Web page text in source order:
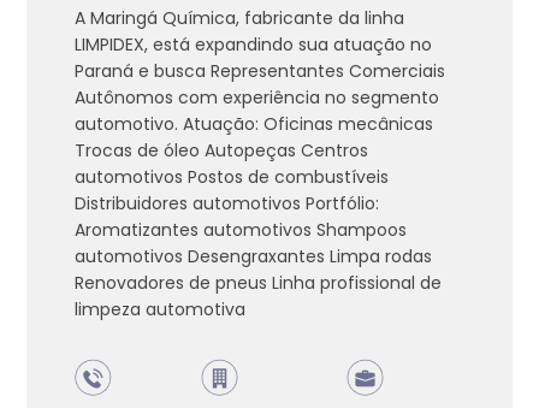
A Maringá Química, fabricante da linha
LIMPIDEX, está expandindo sua atuação no
Paraná e busca Representantes Comerciais
Autônomos com experiência no segmento
automotivo. Atuação: Oficinas mecânicas
Trocas de óleo Autopeças Centros
automotivos Postos de combustíveis
Distribuidores automotivos Portfólio:
Aromatizantes automotivos Shampoos
automotivos Desengraxantes Limpa rodas
Renovadores de pneus Linha profissional de
limpeza automotiva